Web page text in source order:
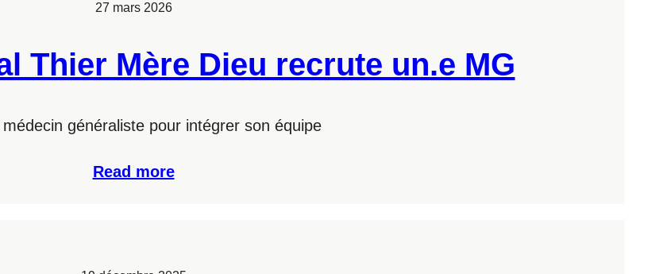
27 mars 2026
Thier Mère Dieu recrute un.e MG
généraliste pour intégrer son équipe
Read more